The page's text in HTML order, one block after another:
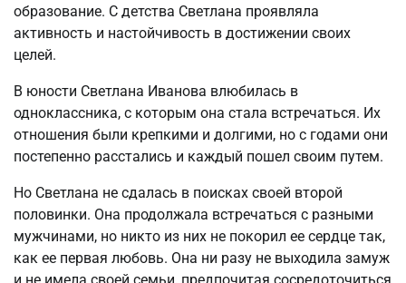
образование. С детства Светлана проявляла
активность и настойчивость в достижении своих
целей.
В юности Светлана Иванова влюбилась в
одноклассника, с которым она стала встречаться. Их
отношения были крепкими и долгими, но с годами они
постепенно расстались и каждый пошел своим путем.
Но Светлана не сдалась в поисках своей второй
половинки. Она продолжала встречаться с разными
мужчинами, но никто из них не покорил ее сердце так,
как ее первая любовь. Она ни разу не выходила замуж